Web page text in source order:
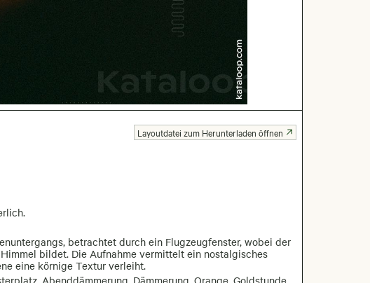
betrachtet durch ein Flugzeugfenster, wobei der
bildet. Die Aufnahme vermittelt ein nostalgisches
eine körnige Textur verleiht.
Layoutdatei zum Herunterladen öffnen